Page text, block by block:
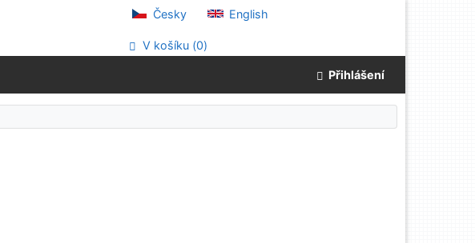
Česky English
V košíku (0)
Přihlášení